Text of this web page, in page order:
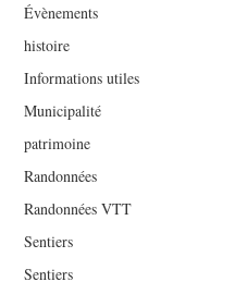
Évènements
histoire
Informations utiles
Municipalité
patrimoine
Randonnées
Randonnées VTT
Sentiers
Sentiers